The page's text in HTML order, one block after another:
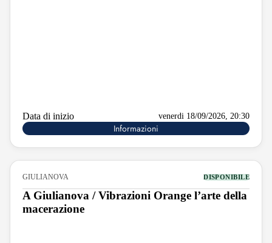
Data di inizio venerdi 18/09/2026, 20:30
Informazioni
GIULIANOVA DISPONIBILE
A Giulianova / Vibrazioni Orange l’arte della
macerazione